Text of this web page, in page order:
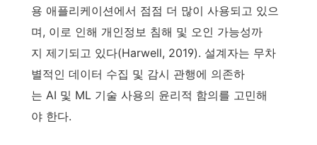
용 애플리케이션에서 점점 더 많이 사용되고 있으
며, 이로 인해 개인정보 침해 및 오인 가능성까
지 제기되고 있다(Harwell, 2019). 설계자는 무차
별적인 데이터 수집 및 감시 관행에 의존하
는 AI 및 ML 기술 사용의 윤리적 함의를 고민해
야 한다.